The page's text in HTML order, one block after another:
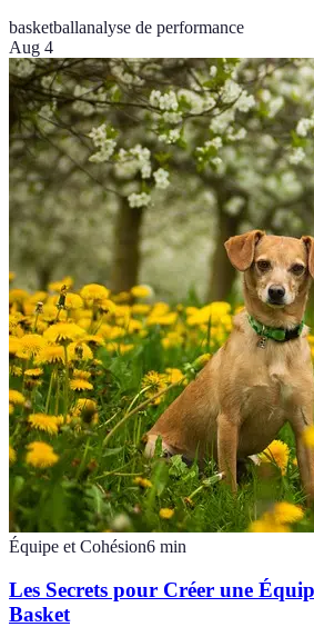
basketballanalyse de performance
Aug 4
Équipe et Cohésion6 min
Les Secrets pour Créer une
Basket